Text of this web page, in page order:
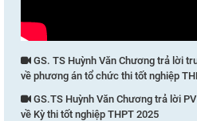
GS. TS Huỳnh Văn Chương trả lời
về phương án tổ chức thi tốt nghiệp
GS.TS Huỳnh Văn Chương trả lời
về Kỳ thi tốt nghiệp THPT 2025